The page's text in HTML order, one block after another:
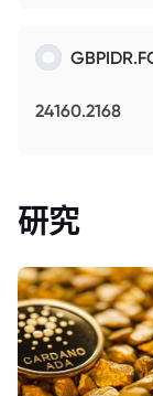
24160.2168
研究